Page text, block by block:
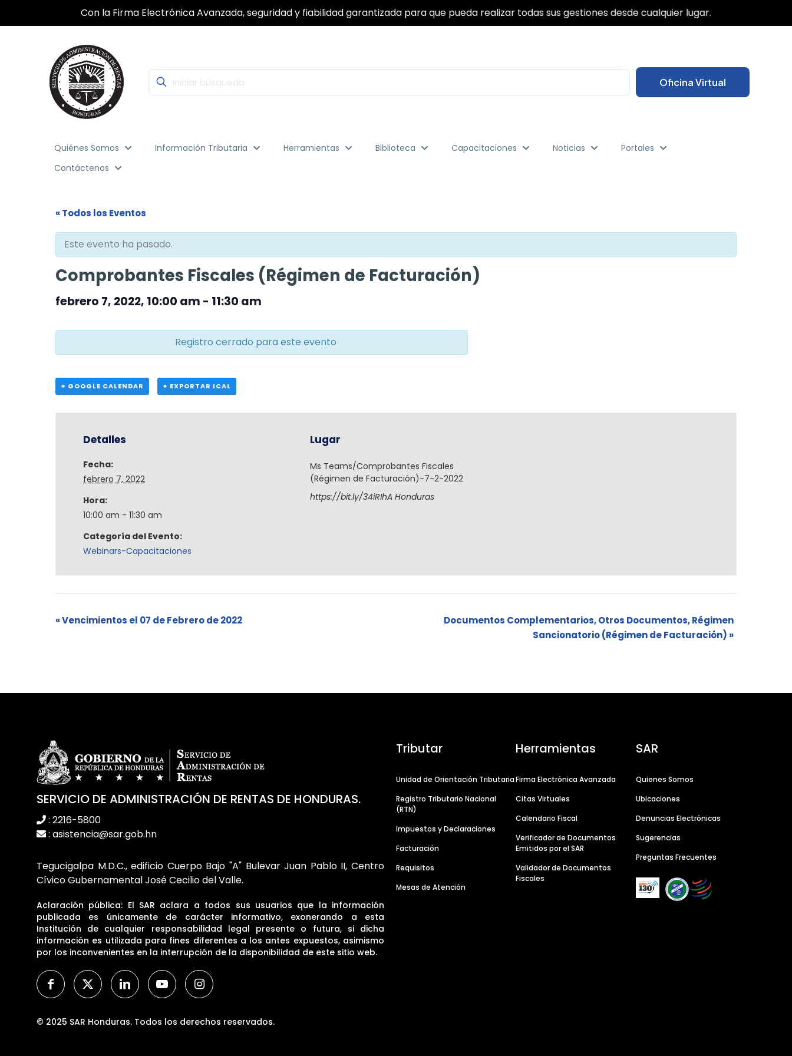
Con la Firma Electrónica Avanzada, seguridad y fiabilidad garantizada para que pueda realizar todas sus gestiones desde cualquier lugar.
Oficina Virtual
Quiénes Somos Información Tributaria Herramientas Biblioteca Capacitaciones Noticias
Portales
Contáctenos
« Todos los Eventos
Este evento ha pasado.
Comprobantes Fiscales (Régimen de Facturación)
febrero 7, 2022, 10:00 am - 11:30 am
Registro cerrado para este evento
+ GOOGLE CALENDAR + EXPORTAR ICAL
Detalles
Fecha:
febrero 7, 2022
Hora:
10:00 am - 11:30 am
Categoría del Evento:
Webinars-Capacitaciones
Lugar
Ms Teams/Comprobantes Fiscales
(Régimen de Facturación)-7-2-2022
https://bit.ly/34iRIhA Honduras
«Vencimientos el 07 de Febrero de 2022
Documentos Complementarios, Otros Documentos, Régimen
Sancionatorio (Régimen de Facturación) »
SERVICIO DE ADMINISTRACIÓN DE RENTAS DE HONDURAS.
: 2216-5800
: asistencia@sar.gob.hn
Tegucigalpa M.D.C., edificio Cuerpo Bajo "A" Bulevar Juan Pablo II, Centro
Cívico Gubernamental José Cecilio del Valle.
Aclaración pública: El SAR aclara a todos sus usuarios que la información
publicada es únicamente de carácter informativo, exonerando a esta
Institución de cualquier responsabilidad legal presente o futura, si dicha
información es utilizada para fines diferentes a los antes expuestos, asimismo
por los inconvenientes en la interrupción de la disponibilidad de este sitio web.
Tributar
Unidad de Orientación Tributaria
Registro Tributario Nacional
(RTN)
Impuestos y Declaraciones
Facturación
Requisitos
Mesas de Atención
Herramientas
Firma Electrónica Avanzada
Citas Virtuales
Calendario Fiscal
Verificador de Documentos
Emitidos por el SAR
Validador de Documentos
Fiscales
SAR
Quienes Somos
Ubicaciones
Denuncias Electrónicas
Sugerencias
Preguntas Frecuentes
© 2025 SAR Honduras. Todos los derechos reservados.